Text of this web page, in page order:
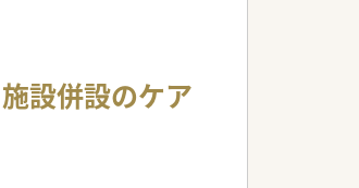
設併設のケア